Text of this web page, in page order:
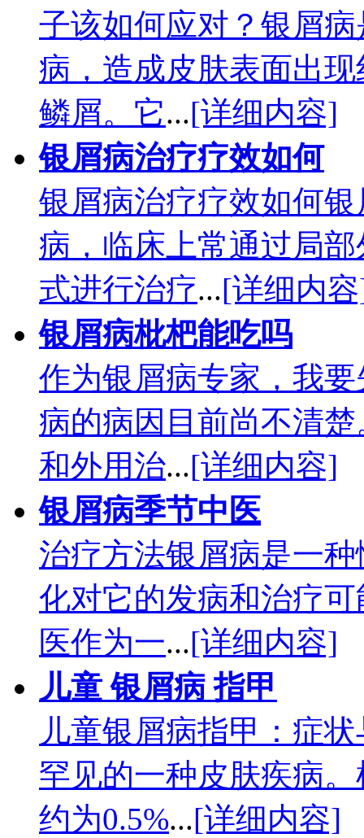
子该如何应对？银屑
病，造成皮肤表面出
鳞屑。它...[详细内容]
银屑病治疗疗效如何
银屑病治疗疗效如何
病，临床上常通过局
式进行治疗...[详细内
银屑病枇杷能吃吗
作为银屑病专家，我
病的病因目前尚不清
和外用治...[详细内容]
银屑病季节中医
治疗方法银屑病是一
化对它的发病和治疗
医作为一...[详细内容]
儿童 银屑病 指甲
儿童银屑病指甲：症
罕见的一种皮肤疾病
约为0.5%...[详细内容]